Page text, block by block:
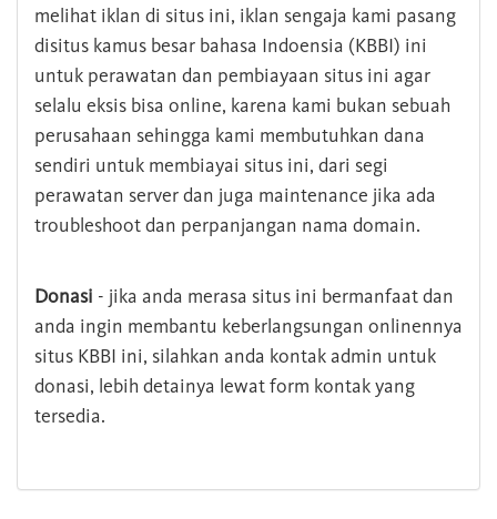
melihat iklan di situs ini, iklan sengaja kami pasang
disitus kamus besar bahasa Indoensia (KBBI) ini
untuk perawatan dan pembiayaan situs ini agar
selalu eksis bisa online, karena kami bukan sebuah
perusahaan sehingga kami membutuhkan dana
sendiri untuk membiayai situs ini, dari segi
perawatan server dan juga maintenance jika ada
troubleshoot dan perpanjangan nama domain.
Donasi - jika anda merasa situs ini bermanfaat dan
anda ingin membantu keberlangsungan onlinennya
situs KBBI ini, silahkan anda kontak admin untuk
donasi, lebih detainya lewat form kontak yang
tersedia.